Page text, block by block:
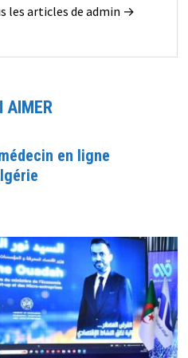
les articles de admin →
AIMER
en ligne